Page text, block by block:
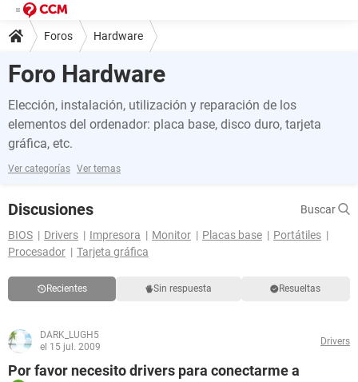
Foros Hardware
Foro Hardware
Elección, instalación, utilización y reparación de los
elementos del ordenador: placa base, disco duro, tarjeta
gráfica, etc.
Ver categorías Ver temas
Discusiones
Buscar
BIOS
Drivers Impresora Monitor Placas base
Portátiles
Procesador
Tarjeta gráfica
Recientes Sin respuesta Resueltas
DARK_LUGH5
el 15 jul. 2009
Drivers
Por favor necesito drivers para conectarme a